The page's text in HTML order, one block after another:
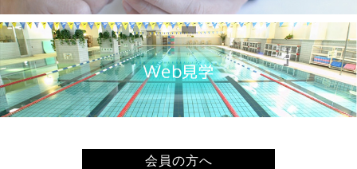
2024.07(20)
2024.06(29)
2024.05(22)
2024.04(20)
2024.03(16)
会員の方へ